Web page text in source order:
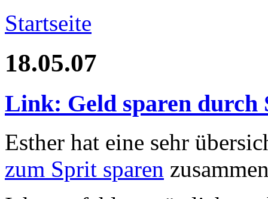
Startseite
18.05.07
Link: Geld sparen durch
Esther hat eine sehr
zum Sprit sparen